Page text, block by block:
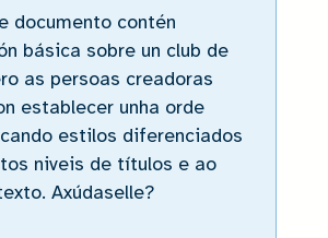
ao texto
documento contén
básica sobre un club de
as persoas creadoras
establecer unha orde
estilos diferenciados
niveis de títulos e ao
Axúdaselle?